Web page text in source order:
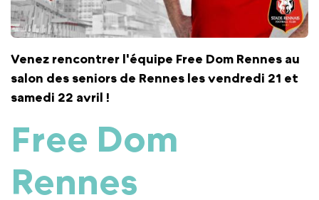
Venez rencontrer l'équipe Free Dom Rennes au
salon des seniors de Rennes les vendredi 21 et
samedi 22 avril !
Free Dom
Rennes